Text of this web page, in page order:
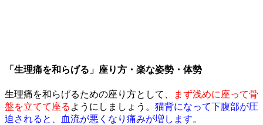
「生理痛を和らげる」座り方・楽な姿勢・体勢
生理痛を和らげるための座り方として、
まず浅めに座って骨
盤を立てて座る ようにしましょう。 猫背になって下腹部が圧
迫されると、血流が悪くなり痛みが増します。